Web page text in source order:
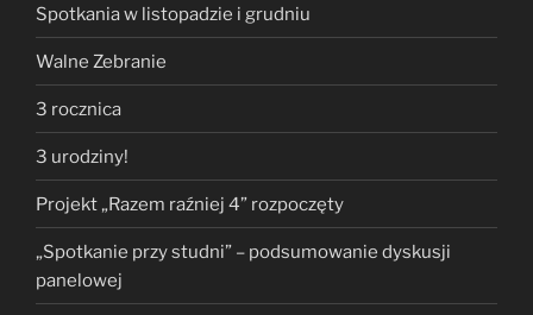
Spotkania w listopadzie i grudniu
Walne Zebranie
3 rocznica
3 urodziny!
Projekt „Razem raźniej 4” rozpoczęty
„Spotkanie przy studni” – podsumowanie dyskusji
panelowej